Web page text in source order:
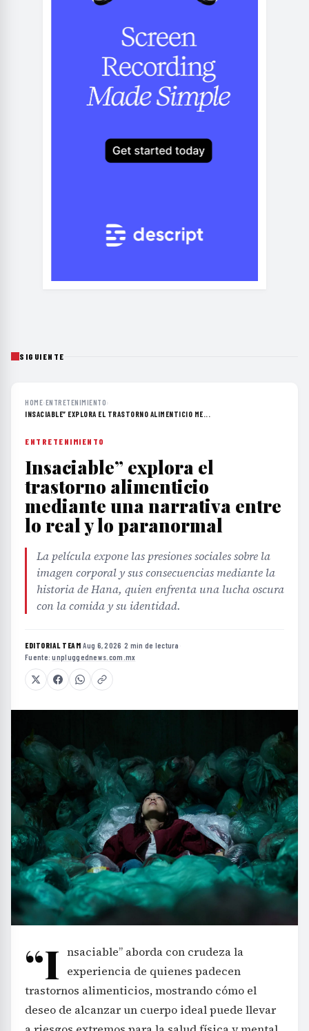
SIGUIENTE
HOME›ENTRETENIMIENTO›
INSACIABLE” EXPLORA EL TRASTORNO ALIMENTICIO ME...
ENTRETENIMIENTO
Insaciable” explora el
trastorno alimenticio
mediante una narrativa entre
lo real y lo paranormal
La película expone las presiones sociales sobre la
imagen corporal y sus consecuencias mediante la
historia de Hana, quien enfrenta una lucha oscura
con la comida y su identidad.
EDITORIAL TEAM·Aug 6, 2026 ·2 min de lectura ·
Fuente:unpluggednews.com.mx
“I nsaciable” aborda con crudeza la
experiencia de quienes padecen
trastornos alimenticios, mostrando cómo el
deseo de alcanzar un cuerpo ideal puede llevar